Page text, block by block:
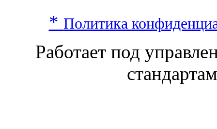
* Политика
Работает под